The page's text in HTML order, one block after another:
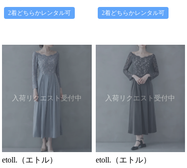
2着どちらかレンタル可 2着どちらかレンタル可
入荷リクエスト受付中
etoll.（エトル）
入荷リクエスト受付中
etoll.（エトル）